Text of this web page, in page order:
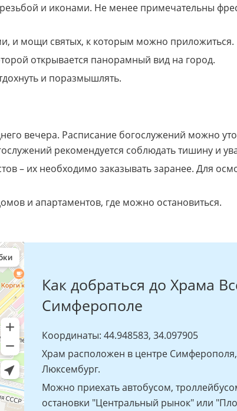
и иконами. Не менее примечательны
и мощи святых, к которым можно приложиться.
открывается панорамный вид на город.
и поразмышлять.
вечера. Расписание богослужений можно
рекомендуется соблюдать тишину и
– их необходимо заказывать заранее. Для
и апартаментов, где можно остановиться.
Как добраться до Храма
Симферополе
Координаты: 44.948583, 34.097905
Храм расположен в центре
Люксембург.
Можно приехать автобусом,
остановки "Центральный рынок" или